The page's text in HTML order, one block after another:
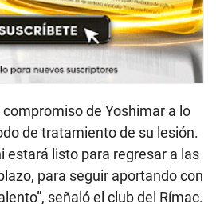
de Yoshimar a lo
de tratamiento de su lesión.
estará listo para regresar a las
para seguir aportando con
señaló el club del Rímac.